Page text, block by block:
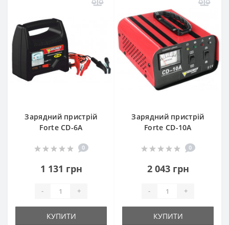
Зарядний пристрій
Forte CD-6A
0
1 131 грн
- +
КУПИТИ
Зарядний пристрій
Forte CD-10A
0
2 043 грн
- +
КУПИТИ